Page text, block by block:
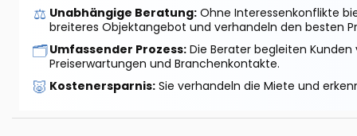
⚖️ Unabhängige Beratung: Ohne Interessenkonflikte
breiteres Objektangebot und verhandeln den besten
🗂️Umfassender Prozess: Die Berater begleiten Kunden
Preiserwartungen und Branchenkontakte.
🐷 Kostenersparnis: Sie verhandeln die Miete und